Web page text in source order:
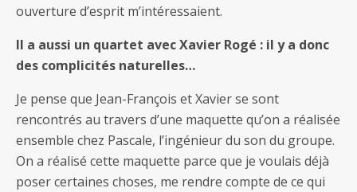
ouverture d’esprit m’intéressaient.
Il a aussi un quartet avec Xavier Rogé : il y a donc
des complicités naturelles…
Je pense que Jean-François et Xavier se sont
rencontrés au travers d’une maquette qu’on a réalisée
ensemble chez Pascale, l’ingénieur du son du groupe.
On a réalisé cette maquette parce que je voulais déjà
poser certaines choses, me rendre compte de ce qui